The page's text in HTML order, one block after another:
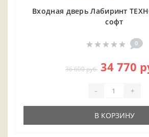
Входная дверь Лабиринт
софт
0
36 600 руб. 34 770
- +
В КОРЗИНУ